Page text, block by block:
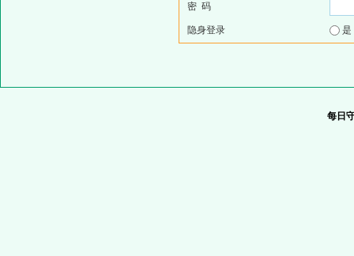
密 码
隐身登录
每日